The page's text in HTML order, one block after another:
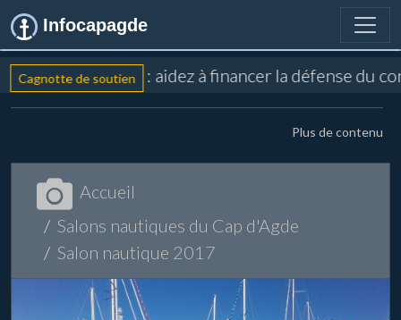
Infocapagde
Cagnotte de soutien : aidez à financer la défense du
Plus de contenu
Accueil
Salons nautiques du Cap d'Agde
Salon nautique 2017